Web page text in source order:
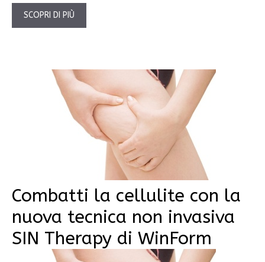
SCOPRI DI PIÙ
Combatti la cellulite con la
nuova tecnica non invasiva
SIN Therapy di WinForm